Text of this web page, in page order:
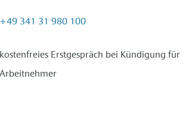
+49 341 31 980 100
kostenfreies Erstgespräch bei Kündigung für
Arbeitnehmer